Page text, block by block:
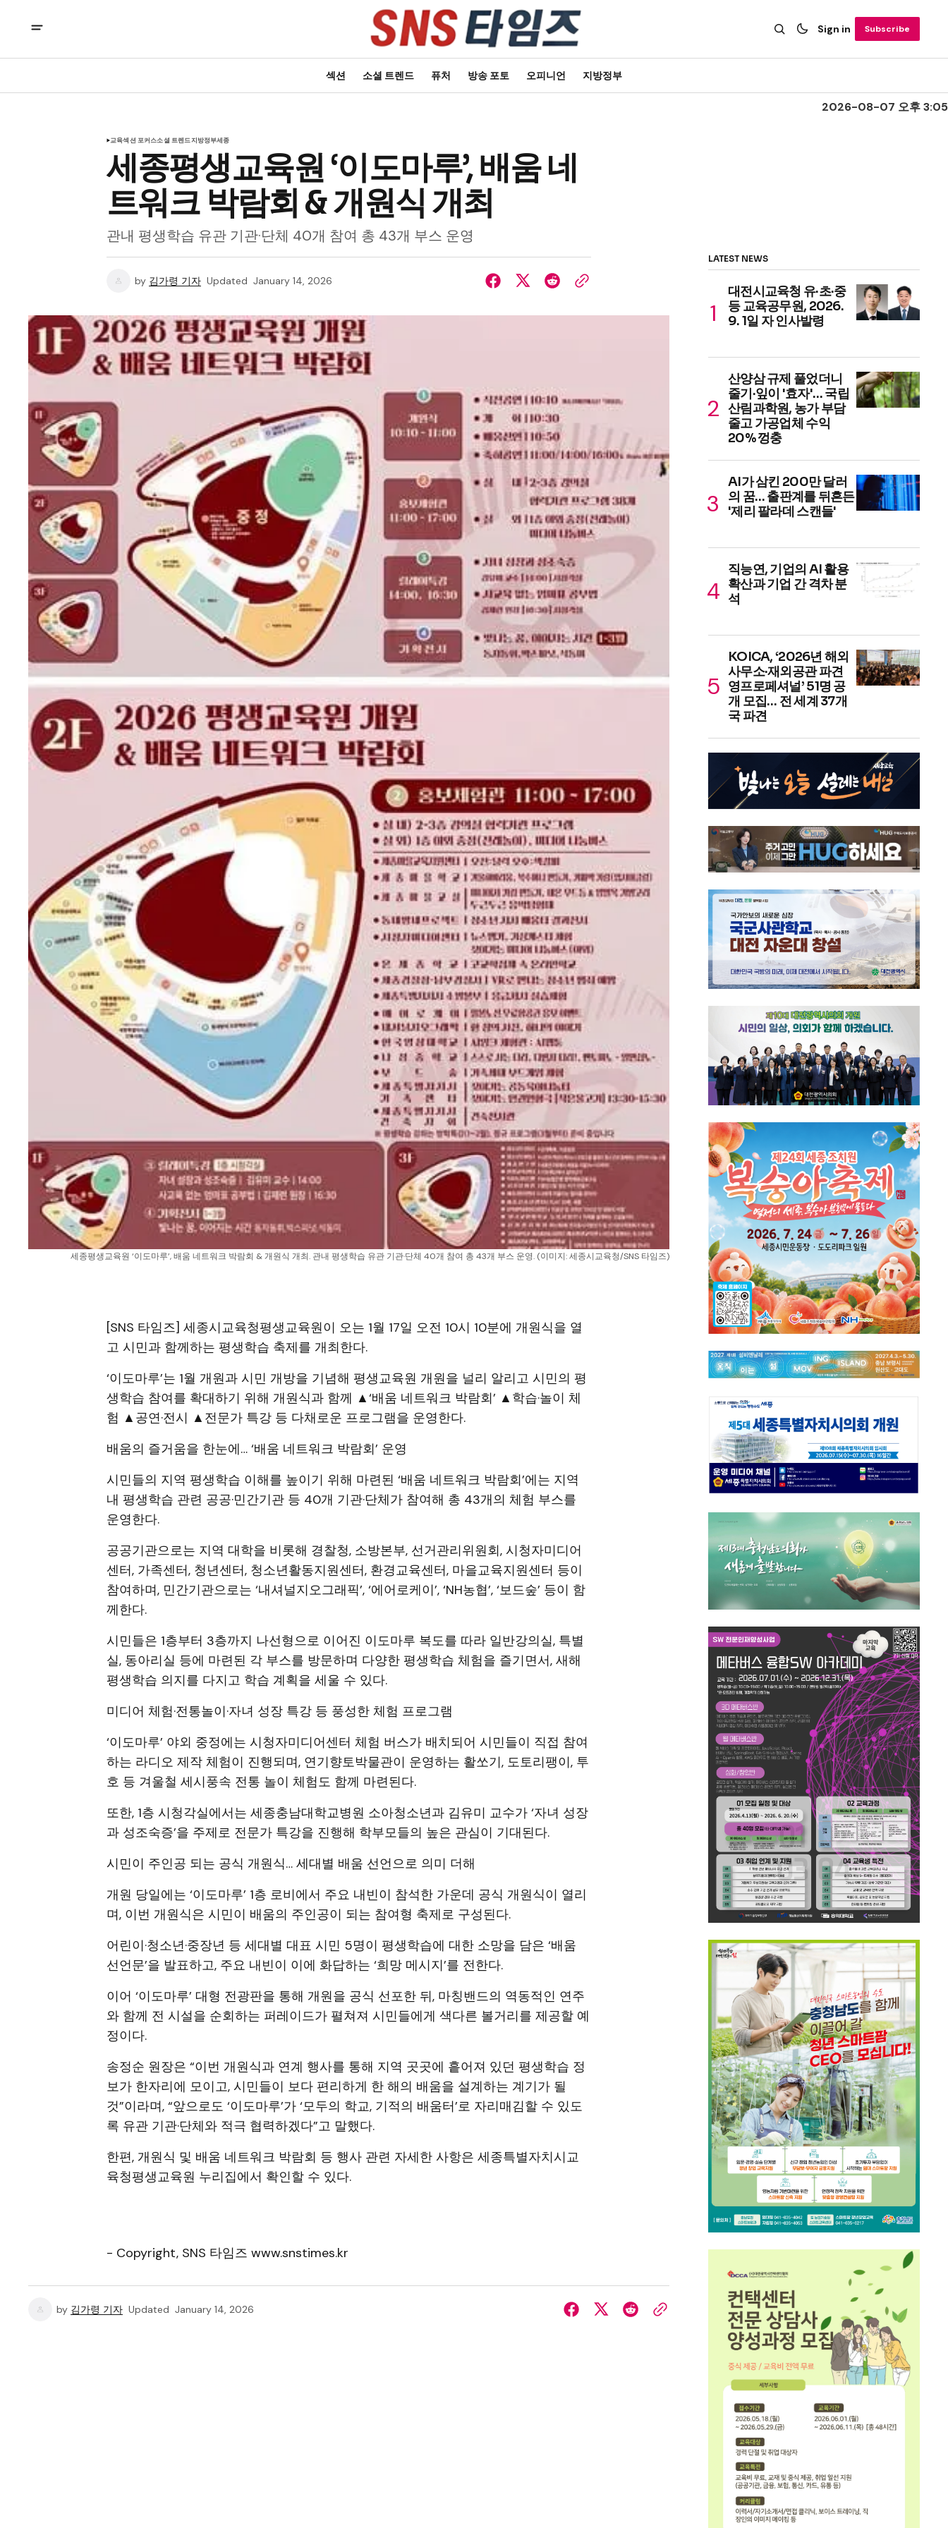
Sign in Subscribe
섹션 소셜 트렌드 퓨처 방송 포토 오피니언 지방정부
2026-08-07 오후 3:05
교육섹션 포커스소셜 트렌드지방정부세종
세종평생교육원 ‘이도마루’, 배움 네
트워크 박람회 & 개원식 개최
관내 평생학습 유관 기관·단체 40개 참여 총 43개 부스 운영
by 김가령 기자 Updated January 14, 2026
세종평생교육원 ‘이도마루’, 배움 네트워크 박람회 & 개원식 개최. 관내 평생학습 유관 기관·단체 40개 참여 총 43개 부스 운영. (이미지: 세종시교육청/SNS 타임즈)
[SNS 타임즈] 세종시교육청평생교육원이 오는 1월 17일 오전 10시 10분에 개원식을 열
고 시민과 함께하는 평생학습 축제를 개최한다.
‘이도마루’는 1월 개원과 시민 개방을 기념해 평생교육원 개원을 널리 알리고 시민의 평
생학습 참여를 확대하기 위해 개원식과 함께 ▲‘배움 네트워크 박람회’ ▲학습·놀이 체
험 ▲공연·전시 ▲전문가 특강 등 다채로운 프로그램을 운영한다.
배움의 즐거움을 한눈에… ‘배움 네트워크 박람회’ 운영
시민들의 지역 평생학습 이해를 높이기 위해 마련된 ‘배움 네트워크 박람회’에는 지역
내 평생학습 관련 공공·민간기관 등 40개 기관·단체가 참여해 총 43개의 체험 부스를
운영한다.
공공기관으로는 지역 대학을 비롯해 경찰청, 소방본부, 선거관리위원회, 시청자미디어
센터, 가족센터, 청년센터, 청소년활동지원센터, 환경교육센터, 마을교육지원센터 등이
참여하며, 민간기관으로는 ‘내셔널지오그래픽’, ‘에어로케이’, ‘NH농협’, ‘보드숲’ 등이 함
께한다.
시민들은 1층부터 3층까지 나선형으로 이어진 이도마루 복도를 따라 일반강의실, 특별
실, 동아리실 등에 마련된 각 부스를 방문하며 다양한 평생학습 체험을 즐기면서, 새해
평생학습 의지를 다지고 학습 계획을 세울 수 있다.
미디어 체험·전통놀이·자녀 성장 특강 등 풍성한 체험 프로그램
‘이도마루’ 야외 중정에는 시청자미디어센터 체험 버스가 배치되어 시민들이 직접 참여
하는 라디오 제작 체험이 진행되며, 연기향토박물관이 운영하는 활쏘기, 도토리팽이, 투
호 등 겨울철 세시풍속 전통 놀이 체험도 함께 마련된다.
또한, 1층 시청각실에서는 세종충남대학교병원 소아청소년과 김유미 교수가 ‘자녀 성장
과 성조숙증’을 주제로 전문가 특강을 진행해 학부모들의 높은 관심이 기대된다.
시민이 주인공 되는 공식 개원식… 세대별 배움 선언으로 의미 더해
개원 당일에는 ‘이도마루’ 1층 로비에서 주요 내빈이 참석한 가운데 공식 개원식이 열리
며, 이번 개원식은 시민이 배움의 주인공이 되는 참여형 축제로 구성된다.
어린이·청소년·중장년 등 세대별 대표 시민 5명이 평생학습에 대한 소망을 담은 ‘배움
선언문’을 발표하고, 주요 내빈이 이에 화답하는 ‘희망 메시지’를 전한다.
이어 ‘이도마루’ 대형 전광판을 통해 개원을 공식 선포한 뒤, 마칭밴드의 역동적인 연주
와 함께 전 시설을 순회하는 퍼레이드가 펼쳐져 시민들에게 색다른 볼거리를 제공할 예
정이다.
송정순 원장은 “이번 개원식과 연계 행사를 통해 지역 곳곳에 흩어져 있던 평생학습 정
보가 한자리에 모이고, 시민들이 보다 편리하게 한 해의 배움을 설계하는 계기가 될
것”이라며, “앞으로도 ‘이도마루’가 ‘모두의 학교, 기적의 배움터’로 자리매김할 수 있도
록 유관 기관·단체와 적극 협력하겠다”고 말했다.
한편, 개원식 및 배움 네트워크 박람회 등 행사 관련 자세한 사항은 세종특별자치시교
육청평생교육원 누리집에서 확인할 수 있다.
- Copyright, SNS 타임즈 www.snstimes.kr
by 김가령 기자 Updated January 14, 2026
LATEST NEWS
대전시교육청 유·초·중
등 교육공무원, 2026.
9. 1일 자 인사발령
산양삼 규제 풀었더니
줄기·잎이 '효자'… 국립
산림과학원, 농가 부담
줄고 가공업체 수익
20% 껑충
AI가 삼킨 200만 달러
의 꿈… 출판계를 뒤흔든
'제리 팔라데 스캔들'
직능연, 기업의 AI 활용
확산과 기업 간 격차 분
석
KOICA, ‘2026년 해외
사무소·재외공관 파견
영프로페셔널’ 51명 공
개 모집… 전 세계 37개
국 파견